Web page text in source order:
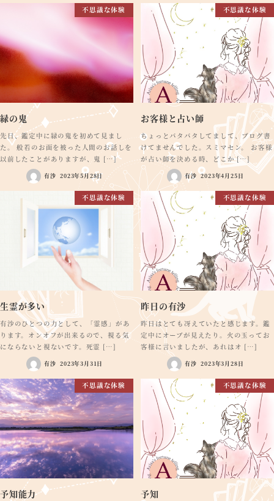
不思議な体験
緑の鬼
先日、鑑定中に緑の鬼を初めて見まし
た。 般若のお面を被った人間のお話しを
以前したことがありますが、鬼 […]
有沙 2023年5月28日
不思議な体験
お客様と占い師
ちょっとバタバタしてまして、ブログ書
けてませんでした。スミマセン。 お客様
が占い師を決める時、どこか […]
有沙 2023年4月25日
不思議な体験
生霊が多い
有沙のひとつの力として、「霊感」があ
ります。オンオフが出来るので、視る気
にならないと視ないです。死霊 […]
有沙 2023年3月31日
不思議な体験
昨日の有沙
昨日はとても冴えていたと感じます。鑑
定中にオーブが見えたり。火の玉ってお
客様に言いましたが、あれはオ […]
有沙 2023年3月28日
不思議な体験
予知能力
不思議な体験
予知